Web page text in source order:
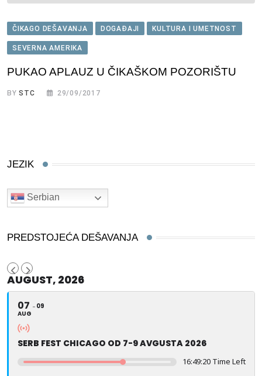
ČIKAGO DEŠAVANJA DOGAĐAJI KULTURA I UMETNOST
SEVERNA AMERIKA
PUKAO APLAUZ U ČIKAŠKOM POZORIŠTU
BYSTC 29/09/2017
JEZIK
Serbian
PREDSTOJEĆA DEŠAVANJA
AUGUST, 2026
07
AUG
09
SERB FEST CHICAGO OD 7-9 AVGUSTA 2026
16:49:20 Time Left